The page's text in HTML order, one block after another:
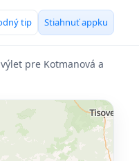
tip Stiahnuť appku
pre Kotmanová a